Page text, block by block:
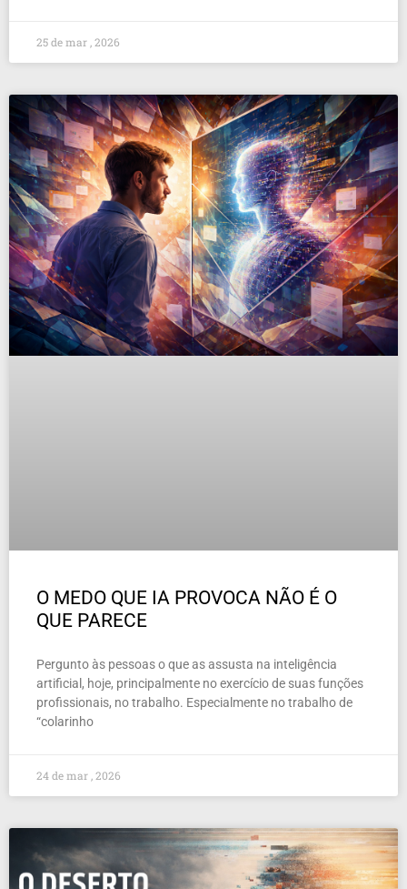
25 de mar , 2026
O MEDO QUE IA PROVOCA NÃO É O
QUE PARECE
Pergunto às pessoas o que as assusta na inteligência
artificial, hoje, principalmente no exercício de suas funções
profissionais, no trabalho. Especialmente no trabalho de
“colarinho
24 de mar , 2026